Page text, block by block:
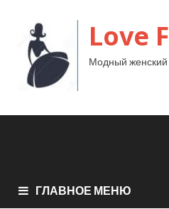
Love
Модный женский
ГЛАВНОЕ МЕНЮ